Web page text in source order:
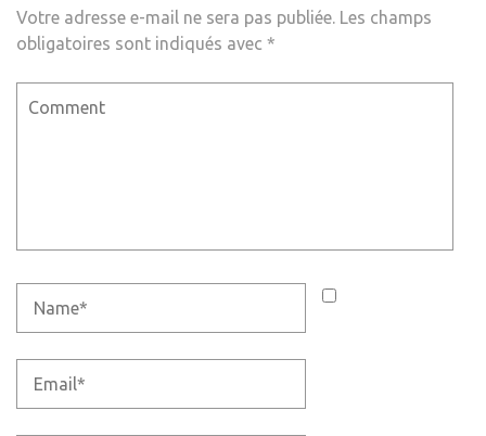
Votre adresse e-mail ne sera pas publiée. Les champs
obligatoires sont indiqués avec *